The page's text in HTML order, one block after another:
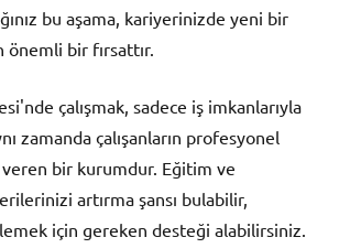
bu aşama, kariyerinizde yeni bir
önemli bir fırsattır.
çalışmak, sadece iş imkanlarıyla
zamanda çalışanların profesyonel
bir kurumdur. Eğitim ve
artırma şansı bulabilir,
için gereken desteği alabilirsiniz.